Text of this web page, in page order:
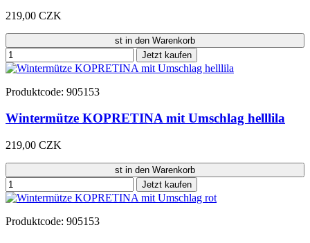
219,00 CZK
st in den Warenkorb
Jetzt kaufen
Produktcode: 905153
Wintermütze KOPRETINA mit Umschlag helllila
219,00 CZK
st in den Warenkorb
Jetzt kaufen
Produktcode: 905153